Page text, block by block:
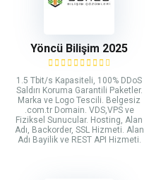
Yöncü Bilişim 2025
1.5 Tbit/s Kapasiteli, 100% DDoS
Saldırı Koruma Garantili Paketler.
Marka ve Logo Tescili. Belgesiz
.com.tr Domain. VDS,VPS ve
Fiziksel Sunucular. Hosting, Alan
Adı, Backorder, SSL Hizmeti. Alan
Adı Bayilik ve REST API Hizmeti.